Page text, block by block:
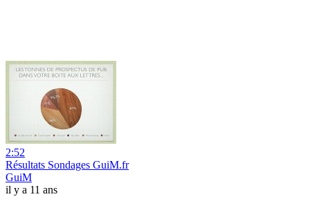
2:52
Résultats Sondages GuiM.fr
GuiM
il y a 11 ans